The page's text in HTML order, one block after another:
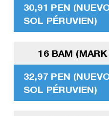
30,91 PEN
SOL PÉRUVIEN)
16 BAM
32,97 PEN
SOL PÉRUVIEN)